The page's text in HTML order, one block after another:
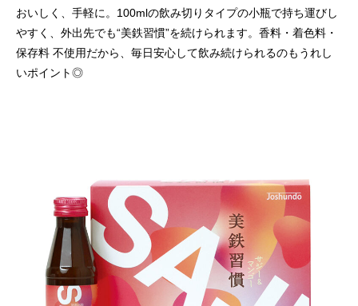
おいしく、手軽に。100mlの飲み切りタイプの小瓶で持ち運びし
やすく、外出先でも“美鉄習慣”を続けられます。香料・着色料・
保存料 不使用だから、毎日安心して飲み続けられるのもうれし
いポイント◎